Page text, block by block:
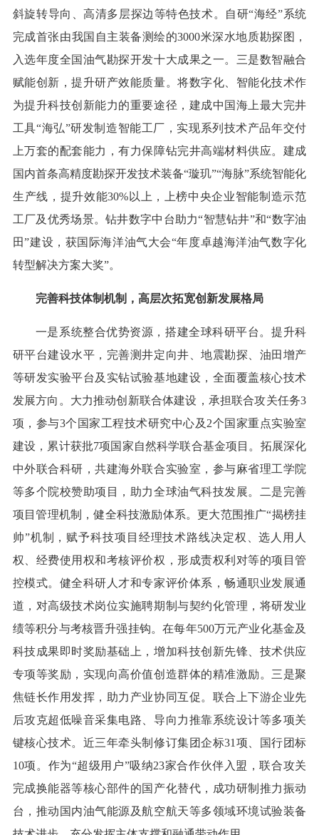
斜旋转导向、高清多层探边等特色技术。自研“海经”系统
完成首张由我国自主装备测绘的3000米深水地质勘探图，
入选年度全国油气勘探开发十大成果之一。三是数智融合
赋能创新，提升研产效能质量。将数字化、智能化技术作
为提升科技创新能力的重要途径，建成中国海上最大完井
工具“海弘”研发制造智能工厂，实现系列技术产品年交付
上万套的配套能力，有力保障钻完井高端材料供应。建成
国内首条高精度勘探开发技术装备“璇玑”“海脉”系统智能化
生产线，提升效能30%以上，上榜中央企业智能制造示范
工厂及优秀场景。钻井数字中台助力“智慧钻井”和“数字油
田”建设，获国际海洋油气大会“年度卓越海洋油气数字化
转型解决方案大奖”。
完善科技体制机制，高层次拓宽创新发展格局
一是系统整合优势资源，搭建全球科研平台。提升科
研平台建设水平，完善测井定向井、地震勘探、油田增产
等研发实验平台及实钻试验基地建设，全面覆盖核心技术
发展方向。大力推动创新联合体建设，承担联合攻关任务3
项，参与3个国家工程技术研究中心及2个国家重点实验室
建设，累计获批7项国家自然科学联合基金项目。拓展深化
中外联合科研，共建海外联合实验室，参与麻省理工学院
等多个院校赞助项目，助力全球油气科技发展。二是完善
项目管理机制，健全科技激励体系。更大范围推广“揭榜挂
帅”机制，赋予科技项目经理技术路线决定权、选人用人
权、经费使用权和考核评价权，形成责权利对等的项目管
控模式。健全科研人才和专家评价体系，畅通职业发展通
道，对高级技术岗位实施聘期制与契约化管理，将研发业
绩等积分与考核晋升强挂钩。在每年500万元产业化基金及
科技成果即时奖励基础上，增加科技创新先锋、技术供应
专项等奖励，实现向高价值创造群体的精准激励。三是聚
焦链长作用发挥，助力产业协同互促。联合上下游企业先
后攻克超低噪音采集电路、导向力推靠系统设计等多项关
键核心技术。近三年牵头制修订集团企标31项、国行团标
10项。作为“超级用户”吸纳23家合作伙伴入盟，联合攻关
完成换能器等核心部件的国产化替代，成功研制推力振动
台，推动国内油气能源及航空航天等多领域环境试验装备